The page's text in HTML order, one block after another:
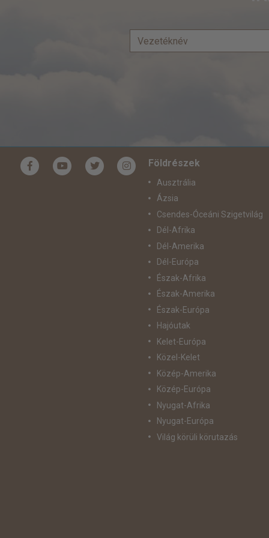
Földrészek
Ausztrália
Ázsia
Csendes-Óceáni Szigetvilág
Dél-Afrika
Dél-Amerika
Dél-Európa
Észak-Afrika
Észak-Amerika
Észak-Európa
Hajóutak
Kelet-Európa
Közel-Kelet
Közép-Amerika
Közép-Európa
Nyugat-Afrika
Nyugat-Európa
Világ körüli körutazás